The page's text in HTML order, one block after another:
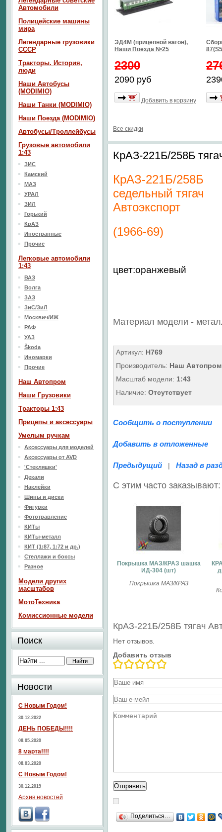
ЭД4М (прицепной вагон),
Наши Поезда №25
2300
2090 руб
Добавить в корзину
Все скидки
КрАЗ-221Б/258Б
КрАЗ-221Б/258Б
седельный тягач
Автоэкспорт
(1966-69)
цвет:оранжевый
Материал модели -
Артикул: H769
Производитель: Наш Автопром
Масштаб модели: 1:43
Наличие: Отсутствует
Сообщить о поступлении
Добавить в отложенные
Предыдущий | Назад в
С этим часто заказывают:
Покрышка МАЗ/КРАЗ шашка
ИД-304 (шт)
Покрышка МАЗ/КРАЗ
КрАЗ-221Б/258Б тягач
Нет отзывов.
Добавить отзыв
Поделиться…
Автомобили
Полицейские машины
мира
Легендарные грузовики
СССР
Тракторы. История,
люди
Наши Автобусы
(MODIMIO)
Наши Танки (MODIMIO)
Наши Поезда (MODIMIO)
Автобусы/Троллейбусы
Грузовые автомобили
1:43
ЗИС
Камский
МАЗ
УРАЛ
ЗИЛ
Горький
КрАЗ
Иностранные
Прочие
Легковые автомобили
1:43
ВАЗ
Волга
ЗАЗ
ЗиС/ЗиЛ
Москвич/ИЖ
РАФ
УАЗ
Škoda
Иномарки
Прочие
Наш Aвтопром
Наши Грузовики
Тракторы 1:43
Прицепы и аксессуары
Умелым ручкам
Аксессуары для моделей
Аксессуары от AVD
'Стекляшки'
Декали
Наклейки
Шины и диски
Фигурки
Фототравление
КИТы
КИТы-металл
КИТ (1:87, 1:72 и др.)
Стеллажи и боксы
Разное
Модели других
масштабов
МотоТехника
Комиссионные модели
Поиск
Новости
С Новым Годом!
30.12.2022
ДЕНЬ ПОБЕДЫ!!!!
08.05.2020
8 марта!!!!
08.03.2020
С Новым Годом!
30.12.2019
Архив новостей